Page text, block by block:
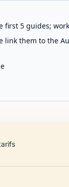
5 guides;
link them to the